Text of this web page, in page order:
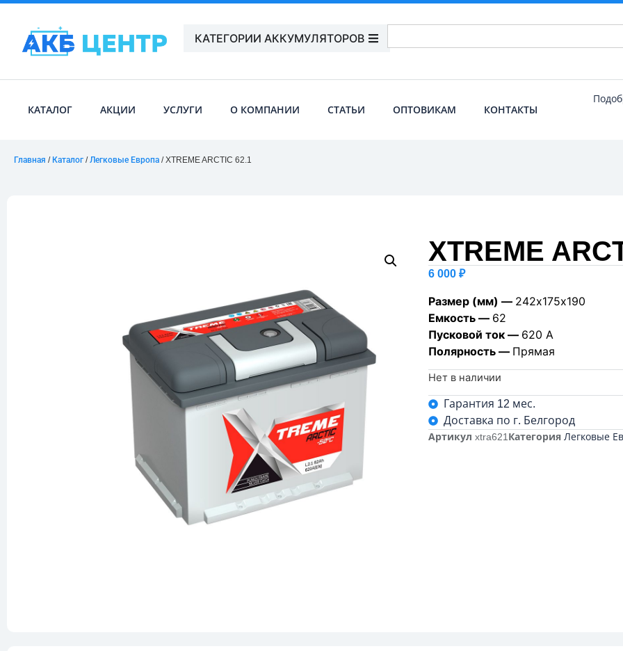
КАТЕГОРИИ АККУМУЛЯТОРОВ
КАТАЛОГ АКЦИИ УСЛУГИ О КОМПАНИИ СТАТЬИ ОПТОВИКАМ КОНТАКТЫ
Главная / Каталог /Легковые Европа / XTREME ARCTIC 62.1
XTREME
6 000 ₽
Размер (мм) — 242х175х190
Емкость — 62
Пусковой ток — 620 А
Полярность — Прямая
Нет в наличии
Гарантия 12 мес.
Доставка по г. Белгород
Артикул xtra621Категория Легковые